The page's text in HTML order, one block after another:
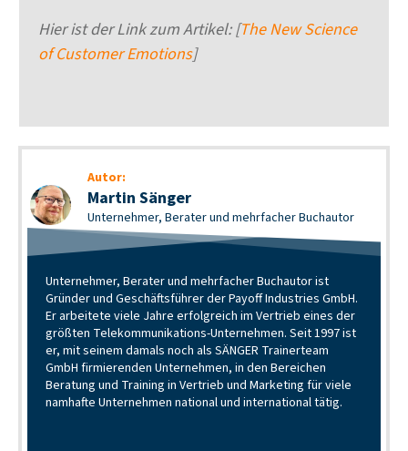
Hier ist der Link zum Artikel: [The New Science
of Customer Emotions]
Autor:
Martin Sänger
Unternehmer, Berater und mehrfacher Buchautor
Unternehmer, Berater und mehrfacher Buchautor ist
Gründer und Geschäftsführer der Payoff Industries GmbH.
Er arbeitete viele Jahre erfolgreich im Vertrieb eines der
größten Telekommunikations-Unternehmen. Seit 1997 ist
er, mit seinem damals noch als SÄNGER Trainerteam
GmbH firmierenden Unternehmen, in den Bereichen
Beratung und Training in Vertrieb und Marketing für viele
namhafte Unternehmen national und international tätig.